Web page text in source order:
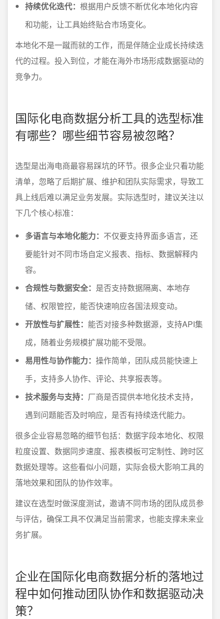
持续优化迭代： 根据用户反馈不断优化本地化内容
和功能，让工具始终贴合市场变化。
本地化不是一蹴而就的工作，而是伴随企业成长持续迭
代的过程。投入到位，才能在海外市场形成数据驱动的
竞争力。
国际化电商数据分析工具的选型标准
有哪些？哪些细节容易被忽略？
选型是出海电商最容易踩坑的环节。很多企业只看功能
清单，忽略了后期扩展、维护和团队实际需求，导致工
具上线后难以满足业务发展。实际选型时，建议关注以
下几个核心标准：
多语言与本地化能力： 不仅要支持界面多语言，还
要能针对不同市场自定义报表、指标、数据解释内
容。
合规性与数据安全： 是否支持数据隔离、本地存
储、权限管控，能否快速响应各国法规变动。
开放性与扩展性： 能否对接多种数据源，支持API集
成，随着业务规模扩展功能不受限。
易用性与协作能力： 操作简单，团队成员能快速上
手，支持多人协作、评论、共享报表等。
技术服务与支持： 厂商是否提供本地化技术支持，
遇到问题能否及时响应，是否有持续迭代能力。
很多企业容易忽略的细节包括：数据字段本地化、权限
粒度设置、数据同步速度、报表模板可定制性、跨时区
数据处理等。这些看似小问题，实际会极大影响工具的
落地效果和团队的协作效率。
建议在选型时做深度测试，邀请不同市场的团队成员参
与评估，确保工具不仅满足当前需求，也能支撑未来业
务扩展。
企业在国际化电商数据分析的落地过
程中如何推动团队协作和数据驱动决
策？